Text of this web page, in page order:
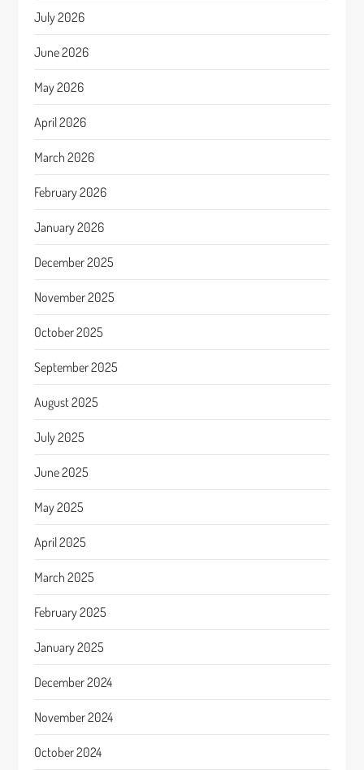
July 2026
June 2026
May 2026
April 2026
March 2026
February 2026
January 2026
December 2025
November 2025
October 2025
September 2025
August 2025
July 2025
June 2025
May 2025
April 2025
March 2025
February 2025
January 2025
December 2024
November 2024
October 2024